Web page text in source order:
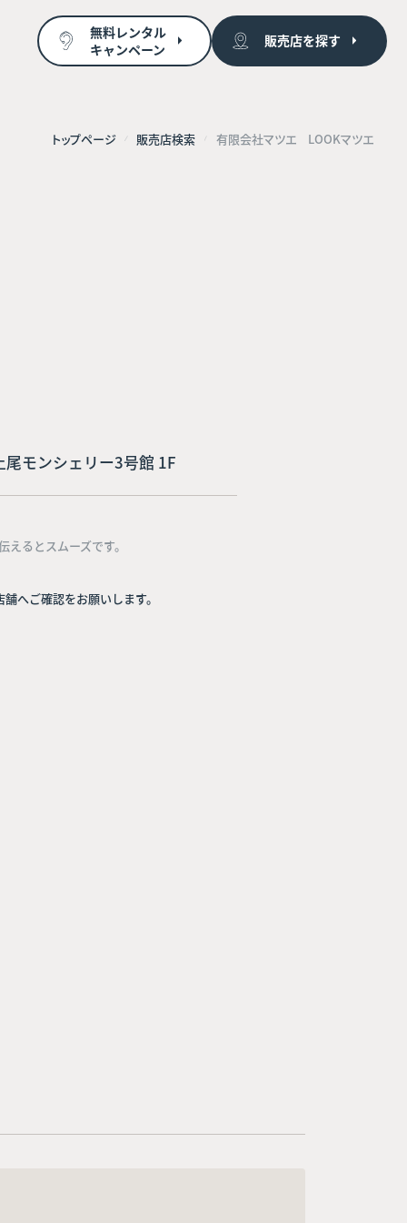
無料レンタル
キャンペーン
販売店を探す
トップページ 販売店検索 有限会社マツエ LOOKマツエ
モンシェリー3号館 1F
るとスムーズです。
へご確認をお願いします。